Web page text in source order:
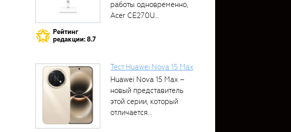
Рейтинг
редакции: 8.7
работы одновременно,
Acer CE270U...
Тест Huawei Nova 15 Max
Huawei Nova 15 Max –
новый представитель
этой серии, который
отличается...